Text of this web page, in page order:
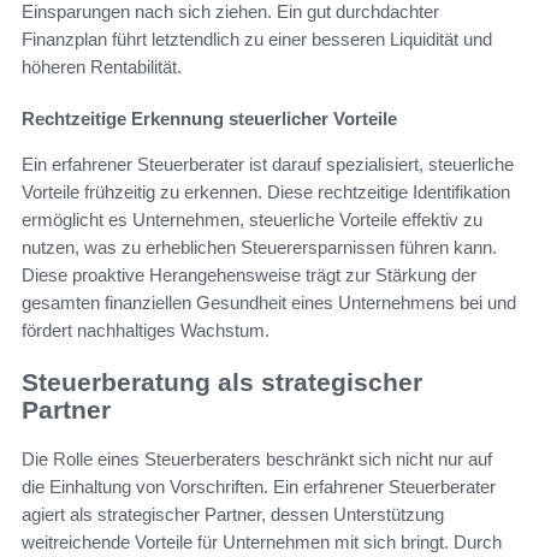
Einsparungen nach sich ziehen. Ein gut durchdachter
Finanzplan führt letztendlich zu einer besseren Liquidität und
höheren Rentabilität.
Rechtzeitige Erkennung steuerlicher Vorteile
Ein erfahrener Steuerberater ist darauf spezialisiert, steuerliche
Vorteile frühzeitig zu erkennen. Diese rechtzeitige Identifikation
ermöglicht es Unternehmen, steuerliche Vorteile effektiv zu
nutzen, was zu erheblichen Steuerersparnissen führen kann.
Diese proaktive Herangehensweise trägt zur Stärkung der
gesamten finanziellen Gesundheit eines Unternehmens bei und
fördert nachhaltiges Wachstum.
Steuerberatung als strategischer
Partner
Die Rolle eines Steuerberaters beschränkt sich nicht nur auf
die Einhaltung von Vorschriften. Ein erfahrener Steuerberater
agiert als strategischer Partner, dessen Unterstützung
weitreichende Vorteile für Unternehmen mit sich bringt. Durch